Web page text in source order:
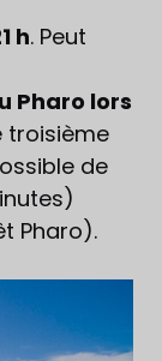
h. Peut
Pharo lors
troisième
de
Pharo).